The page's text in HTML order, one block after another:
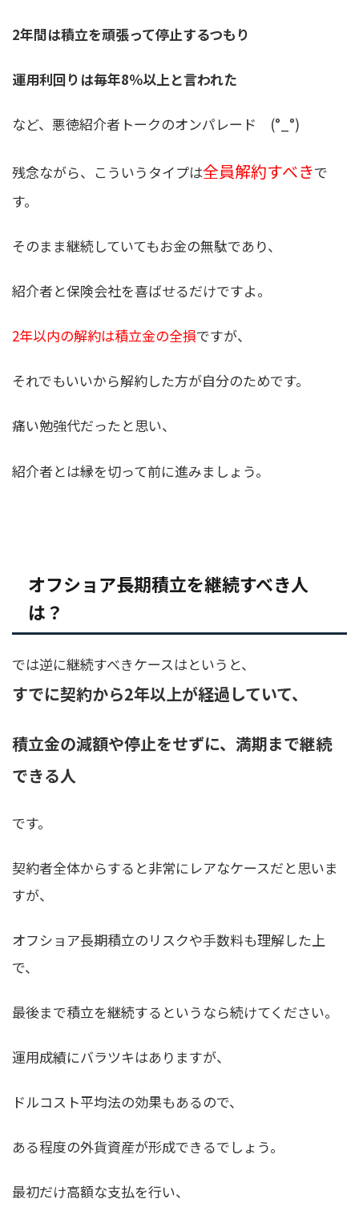
2年間は積立を頑張って停止するつもり
運用利回りは毎年8％以上と言われた
など、悪徳紹介者トークのオンパレード (°_°)
残念ながら、こういうタイプは全員解約すべきで
す。
そのまま継続していてもお金の無駄であり、
紹介者と保険会社を喜ばせるだけですよ。
2年以内の解約は積立金の全損ですが、
それでもいいから解約した方が自分のためです。
痛い勉強代だったと思い、
紹介者とは縁を切って前に進みましょう。
オフショア長期積立を継続すべき人
は？
では逆に継続すべきケースはというと、
すでに契約から2年以上が経過していて、
積立金の減額や停止をせずに、満期まで継続
できる人
です。
契約者全体からすると非常にレアなケースだと思いま
すが、
オフショア長期積立のリスクや手数料も理解した上
で、
最後まで積立を継続するというなら続けてください。
運用成績にバラツキはありますが、
ドルコスト平均法の効果もあるので、
ある程度の外貨資産が形成できるでしょう。
最初だけ高額な支払を行い、